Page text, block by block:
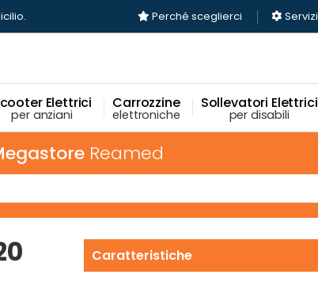
Perché sceglierci Servizi
Elettrici
per anziani
Carrozzine
elettroniche
Sollevatori Elettrici
per disabili
Reamed
Caratteristiche